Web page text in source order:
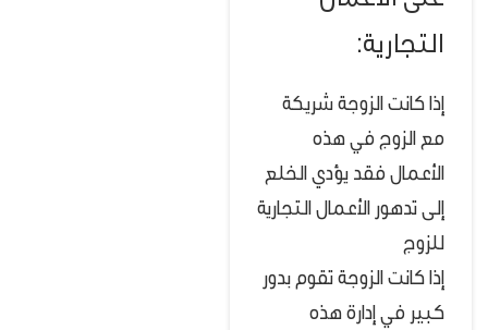
التجارية:
إذا كانت الزوجة شريكة
مع الزوج في هذه
الأعمال فقد يؤدي الخلع
إلى تدهور الأعمال التجارية
للزوج
إذا كانت الزوجة تقوم بدور
كبير في إدارة هذه